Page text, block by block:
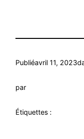
Publiéavril 11, 2023
par
Étiquettes :